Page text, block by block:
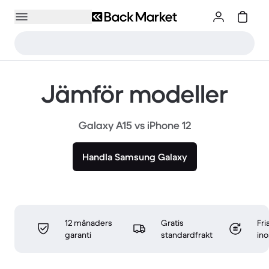
Jämför modeller
Galaxy A15 vs iPhone 12
Handla Samsung Galaxy
12 månaders
garanti
Gratis
standardfrakt